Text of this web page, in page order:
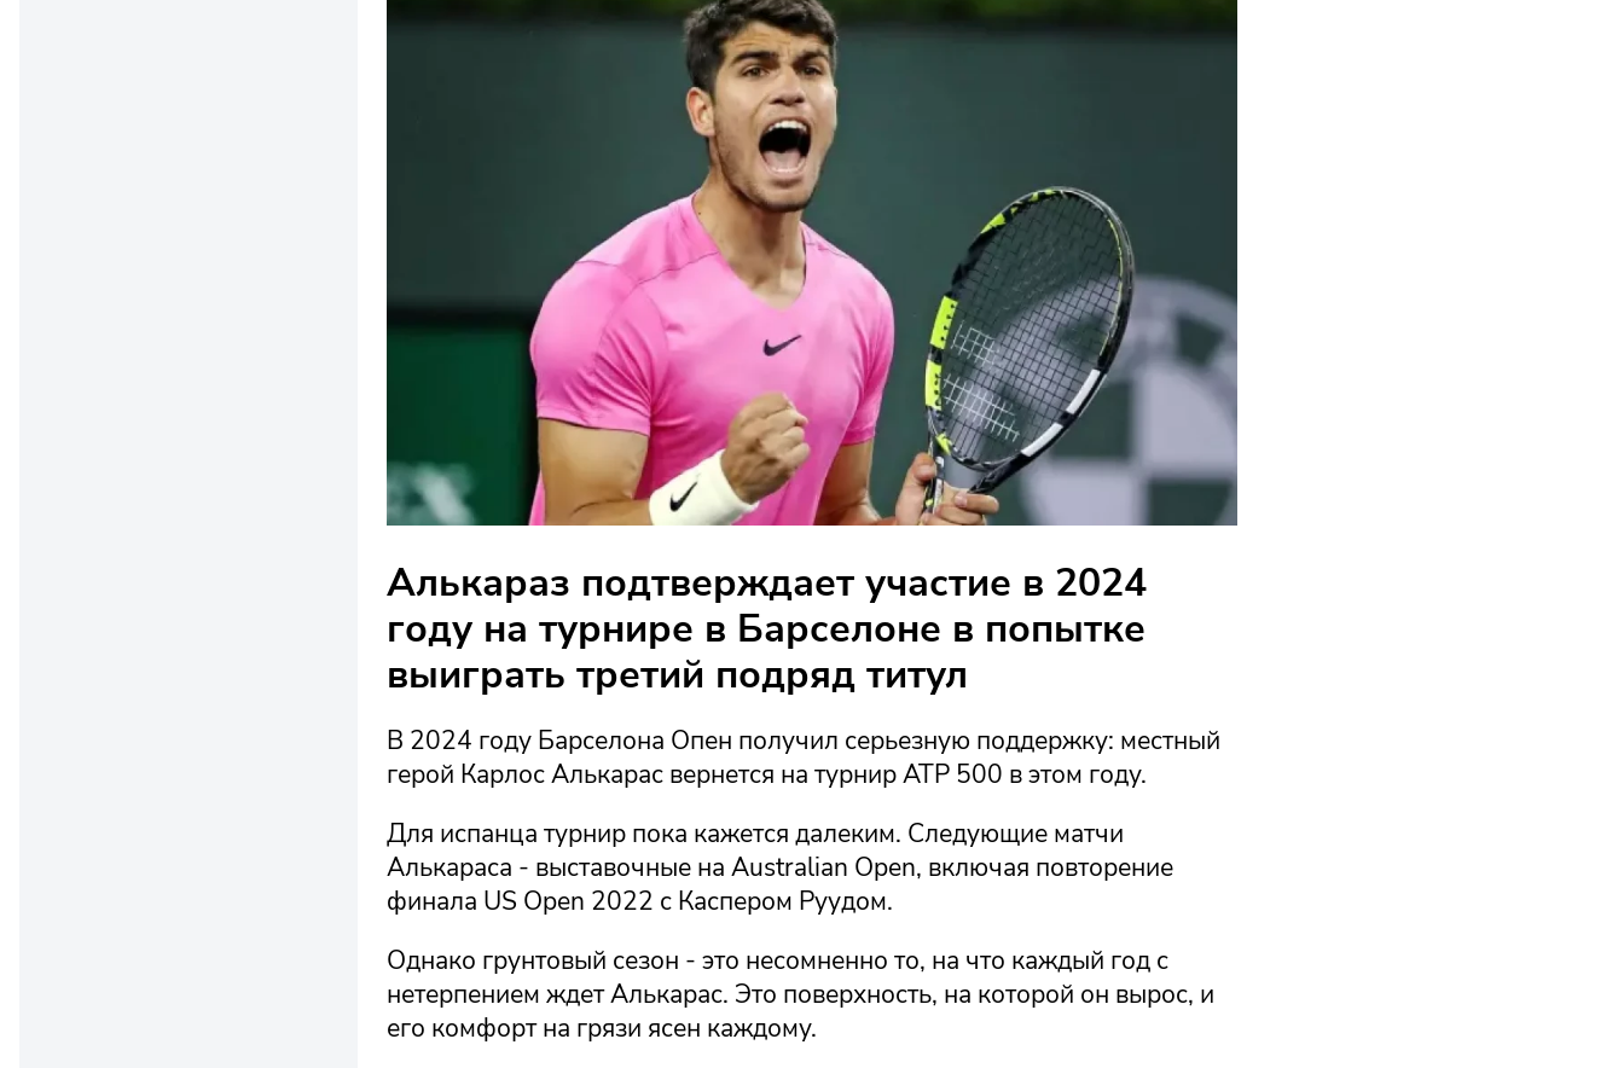
Алькараз подтверждает участие в 2024
году на турнире в Барселоне в попытке
выиграть третий подряд титул
В 2024 году Барселона Опен получил серьезную поддержку: местный
герой Карлос Алькарас вернется на турнир ATP 500 в этом году.
Для испанца турнир пока кажется далеким. Следующие матчи
Алькараса - выставочные на Australian Open, включая повторение
финала US Open 2022 с Каспером Руудом.
Однако грунтовый сезон - это несомненно то, на что каждый год с
нетерпением ждет Алькарас. Это поверхность, на которой он вырос, и
его комфорт на грязи ясен каждому.